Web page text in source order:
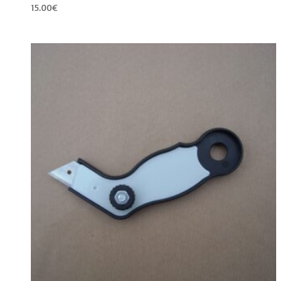
15.00€